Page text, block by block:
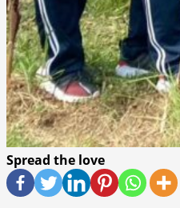
Spread the love